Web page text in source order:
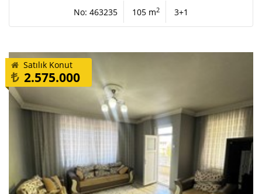
No: 463235 105 m2 3+1
Satılık Konut
2.575.000